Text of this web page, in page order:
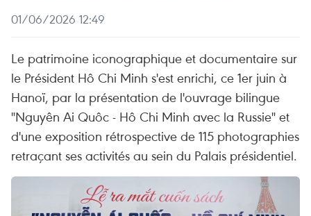
01/06/2026 12:49
Le patrimoine iconographique et documentaire sur
le Président Hô Chi Minh s'est enrichi, ce 1er juin à
Hanoï, par la présentation de l'ouvrage bilingue
"Nguyên Ai Quôc - Hô Chi Minh avec la Russie" et
d'une exposition rétrospective de 115 photographies
retraçant ses activités au sein du Palais présidentiel.